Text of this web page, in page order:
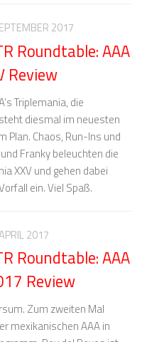
2017
Roundtable: AAA
Review
Triplemania, die
diesmal im neuesten
Plan. Chaos, Run-Ins und
Franky beleuchten die
XXV und gehen dabei
ein. Viel Spaß.
2017
Roundtable: AAA
Review
Zum zweiten Mal
mexikanischen AAA in